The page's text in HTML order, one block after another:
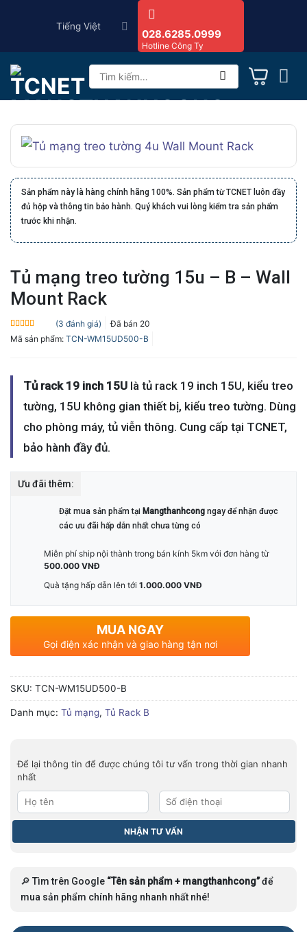
Tiếng Việt
028.6285.0999
Hotline Công Ty
Tìm
kiếm:
Sản phẩm này là hàng chính hãng 100%. Sản phẩm từ TCNET luôn đầy
đủ hộp và thông tin bảo hành. Quý khách vui lòng kiểm tra sản phẩm
trước khi nhận.
Tủ mạng treo tường 15u – B – Wall
Mount Rack
5.0trên 5
dựa trên
3
(3 đánh giá) Đã bán 20
Mã sản phẩm: TCN-WM15UD500-B
Tủ rack 19 inch 15U là tủ rack 19 inch 15U, kiểu treo
tường, 15U không gian thiết bị, kiểu treo tường. Dùng
cho phòng máy, tủ viễn thông. Cung cấp tại TCNET,
bảo hành đầy đủ.
Ưu đãi thêm:
Đặt mua sản phẩm tại Mangthanhcong ngay để nhận được
các ưu đãi hấp dẫn nhất chưa từng có
Miễn phí ship nội thành trong bán kính 5km với đơn hàng từ
500.000 VNĐ
Quà tặng hấp dẫn lên tới 1.000.000 VNĐ
MUA NGAY
Gọi điện xác nhận và giao hàng tận nơi
SKU: TCN-WM15UD500-B
Danh mục: Tủ mạng, Tủ Rack B
Để lại thông tin để được chúng tôi tư vấn trong thời gian nhanh
nhất
🔎 Tìm trên Google “Tên sản phẩm + mangthanhcong”để
mua sản phẩm chính hãng nhanh nhất nhé!